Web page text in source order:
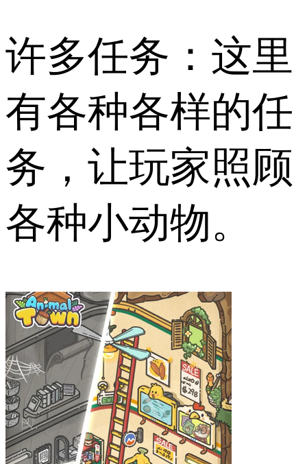
许多任务：这里
有各种各样的任
务，让玩家照顾
各种小动物。